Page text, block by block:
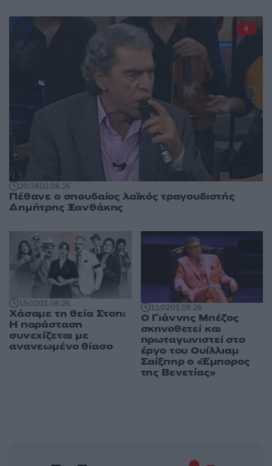
20:3402.08.26
Πέθανε ο σπουδαίος λαϊκός τραγουδιστής
Δημήτρης Ξανθάκης
6
15:0201.08.26
Χάσαμε τη θεία Στοπ:
Η παράσταση
συνεχίζεται με
ανανεωμένο θίασο
11:0201.08.26
Ο Γιάννης Μπέζος
σκηνοθετεί και
πρωταγωνιστεί στο
έργο του Ουίλλιαμ
Σαίξπηρ ο «Έμπορος
της Βενετίας»